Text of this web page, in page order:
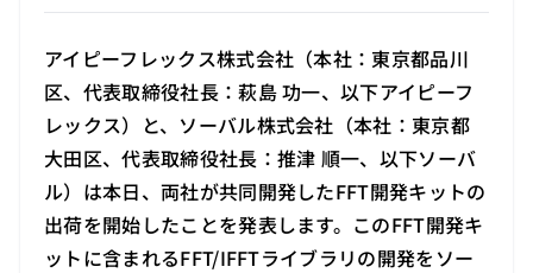
アイピーフレックス株式会社（本社：東京都品川
区、代表取締役社長：萩島 功一、以下アイピーフ
レックス）と、ソーバル株式会社（本社：東京都
大田区、代表取締役社長：推津 順一、以下ソーバ
ル）は本日、両社が共同開発したFFT開発キットの
出荷を開始したことを発表します。このFFT開発キ
ットに含まれるFFT/IFFTライブラリの開発をソー